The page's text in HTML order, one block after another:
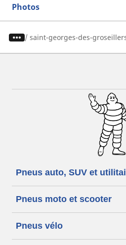
Photos
/ saint-georges-des-
Pneus auto, SUV et
Pneus moto et scooter
Pneus vélo